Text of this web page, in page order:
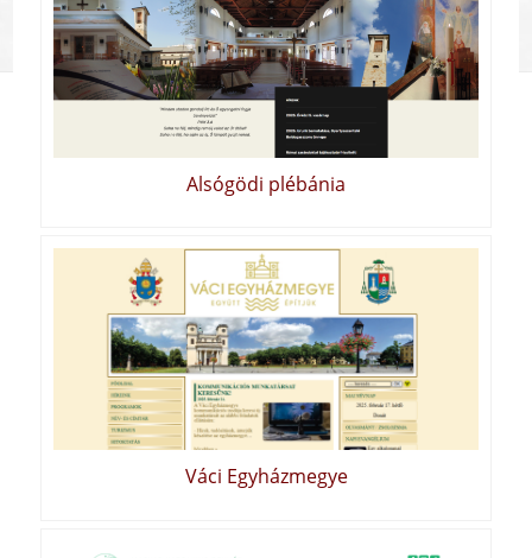
Alsógödi plébánia
Váci Egyházmegye